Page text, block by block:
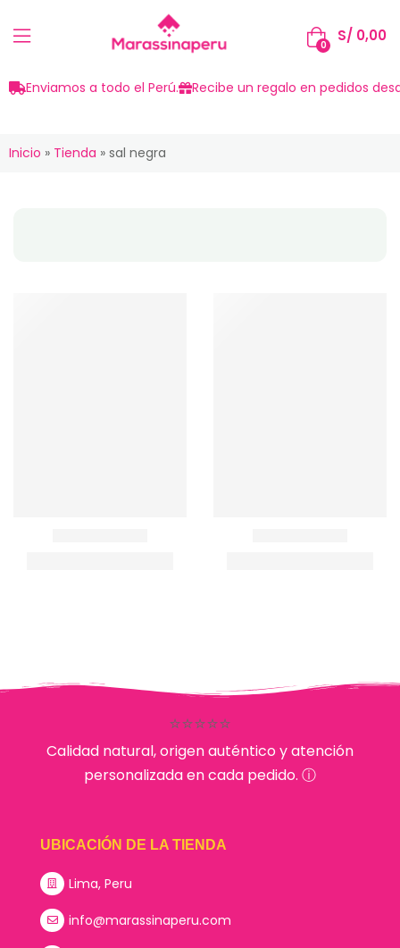
0
S/ 0,00
Enviamos a todo el Perú. Recibe un regalo en pedidos
Inicio » Tienda » sal negra
⭐⭐⭐⭐⭐
Calidad natural, origen auténtico y atención
personalizada en cada pedido. ⓘ
UBICACIÓN DE LA TIENDA
Lima, Peru
info@marassinaperu.com